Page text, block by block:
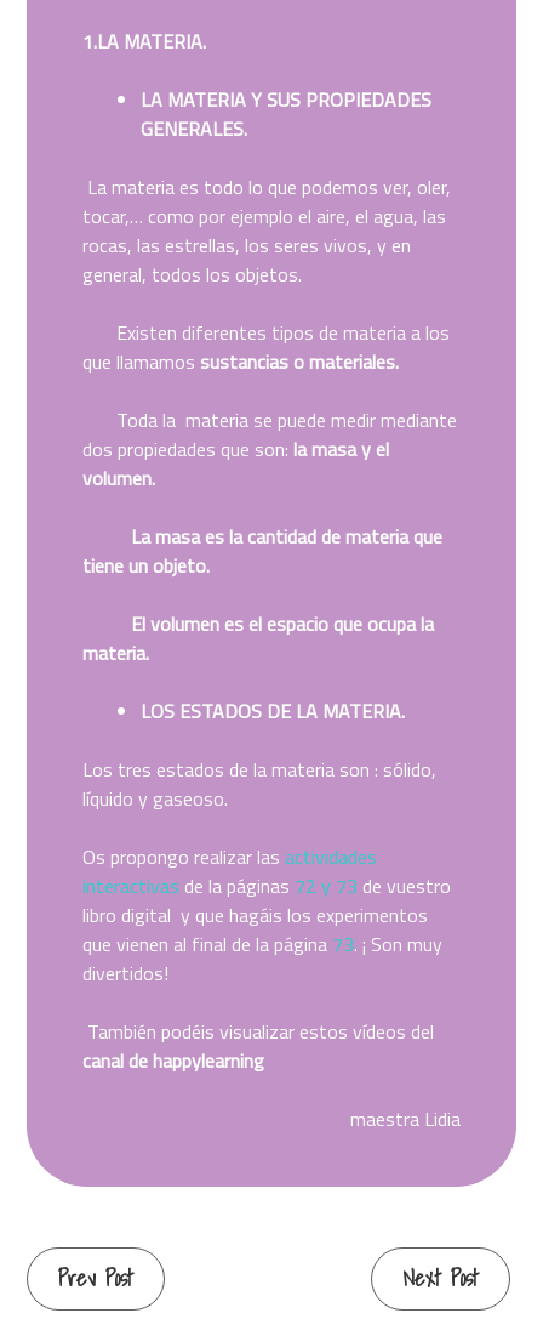
1.LA MATERIA.
LA MATERIA Y SUS PROPIEDADES
GENERALES.
La materia es todo lo que podemos ver, oler,
tocar,… como por ejemplo el aire, el agua, las
rocas, las estrellas, los seres vivos, y en
general, todos los objetos.
Existen diferentes tipos de materia a los
que llamamos sustancias o materiales.
Toda la materia se puede medir mediante
dos propiedades que son: la masa y el
volumen.
La masa es la cantidad de materia que
tiene un objeto.
El volumen es el espacio que ocupa la
materia.
LOS ESTADOS DE LA MATERIA.
Los tres estados de la materia son : sólido,
líquido y gaseoso.
Os propongo realizar las actividades
interactivas de la páginas 72 y 73 de vuestro
libro digital y que hagáis los experimentos
que vienen al final de la página 73. ¡ Son muy
divertidos!
También podéis visualizar estos vídeos del
canal de happylearning
maestra Lidia
Continue
Prev Post Next Post